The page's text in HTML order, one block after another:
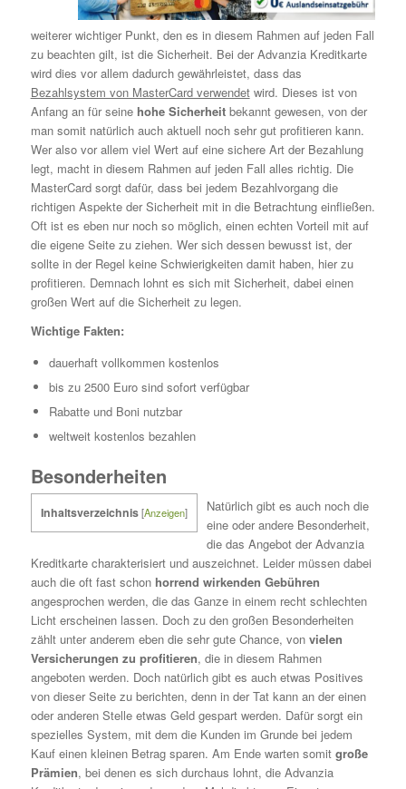
weiterer wichtiger Punkt, den es in diesem Rahmen auf jeden Fall
zu beachten gilt, ist die Sicherheit. Bei der Advanzia Kreditkarte
wird dies vor allem dadurch gewährleistet, dass das
Bezahlsystem von MasterCard verwendetwird. Dieses ist von
Anfang an für seine hohe Sicherheitbekannt gewesen, von der
man somit natürlich auch aktuell noch sehr gut profitieren kann.
Wer also vor allem viel Wert auf eine sichere Art der Bezahlung
legt, macht in diesem Rahmen auf jeden Fall alles richtig. Die
MasterCard sorgt dafür, dass bei jedem Bezahlvorgang die
richtigen Aspekte der Sicherheit mit in die Betrachtung einfließen.
Oft ist es eben nur noch so möglich, einen echten Vorteil mit auf
die eigene Seite zu ziehen. Wer sich dessen bewusst ist, der
sollte in der Regel keine Schwierigkeiten damit haben, hier zu
profitieren. Demnach lohnt es sich mit Sicherheit, dabei einen
großen Wert auf die Sicherheit zu legen.
Wichtige Fakten:
dauerhaft vollkommen kostenlos
bis zu 2500 Euro sind sofort verfügbar
Rabatte und Boni nutzbar
weltweit kostenlos bezahlen
Besonderheiten
Inhaltsverzeichnis [Anzeigen]
Natürlich gibt es auch noch die
eine oder andere Besonderheit,
die das Angebot der Advanzia
Kreditkarte charakterisiert und auszeichnet. Leider müssen dabei
auch die oft fast schon horrend wirkenden Gebühren
angesprochen werden, die das Ganze in einem recht schlechten
Licht erscheinen lassen. Doch zu den großen Besonderheiten
zählt unter anderem eben die sehr gute Chance, von vielen
Versicherungen zu profitieren, die in diesem Rahmen
angeboten werden. Doch natürlich gibt es auch etwas Positives
von dieser Seite zu berichten, denn in der Tat kann an der einen
oder anderen Stelle etwas Geld gespart werden. Dafür sorgt ein
spezielles System, mit dem die Kunden im Grunde bei jedem
Kauf einen kleinen Betrag sparen. Am Ende warten somit große
Prämien, bei denen es sich durchaus lohnt, die Advanzia